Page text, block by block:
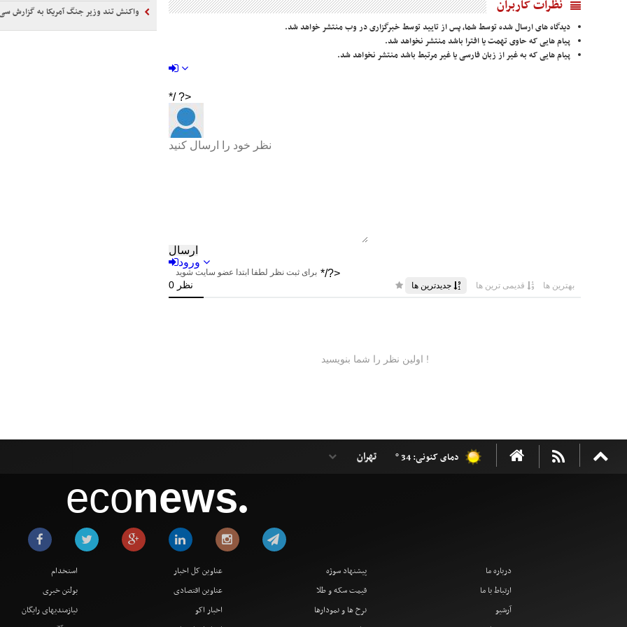
نظرات کاربران
دیدگاه های ارسال شده توسط شما، پس از تایید توسط خبرگزاری در وب منتشر خواهد شد.
پیام هایی که حاوی تهمت یا افترا باشد منتشر نخواهد شد.
پیام هایی که به غیر از زبان فارسی یا غیر مرتبط باشد منتشر نخواهد شد.
واکنش تند وزیر جنگ آمریکا به گزارش
دمای کنونی: 34 °
econews●
درباره ما
ارتباط با ما
آرشیو
پیشنهاد سوژه
قیمت سکه و طلا
نرخ ها و نمودارها
عناوین کل اخبار
عناوین اقتصادی
اخبار اکو
استخدام
بولتن خبری
نیازمندیهای رایگان